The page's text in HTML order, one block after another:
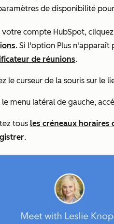
de disponibilité
votre compte HubSpot,
. Si l'option Plus n'apparaît
de réunions.
le curseur de la souris sur le
le menu latéral de gauche,
tous les créneaux horaires
.